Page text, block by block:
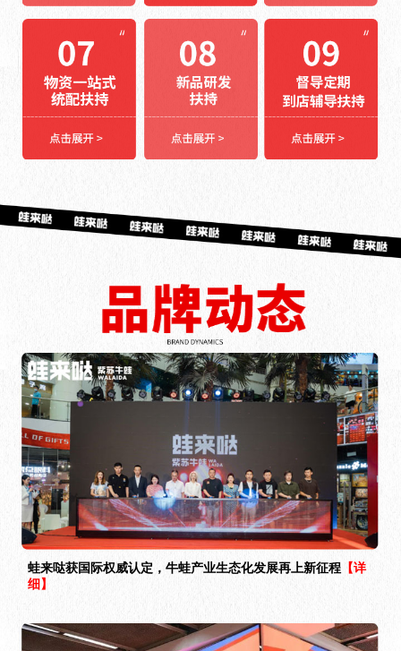
蛙来哒获国际权威认定，牛蛙产业生态化发展再上新征程 【详
细】